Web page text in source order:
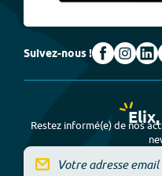
Suivez-nous !
Restez informé(e) de nos